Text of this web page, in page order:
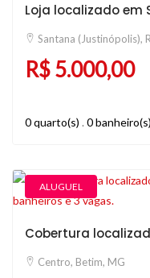
Santana (Justinópolis),
R$ 5.000,00
0 quarto(s) . 0 banheiro(s)
ALUGUEL
Centro, Betim, MG